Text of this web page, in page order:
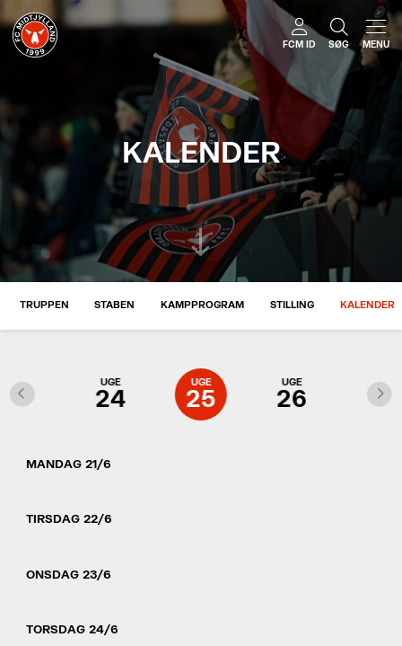
FCM ID SØG MENU
KALENDER
TRUPPEN STABEN KAMPPROGRAM STILLING KALENDER
UGE
23
UGE
24
UGE
25
UGE
26
UGE
27
MANDAG 21/6
TIRSDAG 22/6
ONSDAG 23/6
TORSDAG 24/6